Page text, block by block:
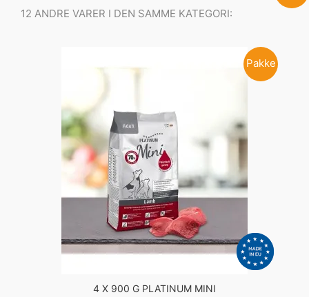
12 ANDRE VARER I DEN SAMME KATEGORI:
Pakke
4 X 900 G PLATINUM MINI